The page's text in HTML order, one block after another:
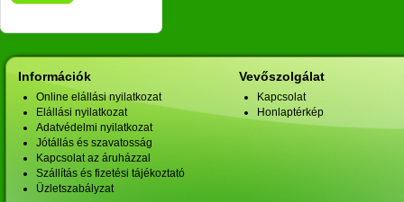
Információk
Online elállási nyilatkozat
Elállási nyilatkozat
Adatvédelmi nyilatkozat
Jótállás és szavatosság
Kapcsolat az áruházzal
Szállítás és fizetési tájékoztató
Üzletszabályzat
Vevőszolgálat
Kapcsolat
Honlaptérkép